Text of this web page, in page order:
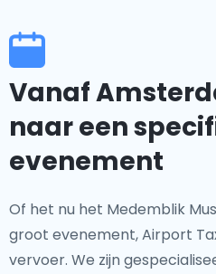
Vanaf
naar een
evenement
Of het nu het Medemblik
groot evenement, Airport
vervoer. We zijn